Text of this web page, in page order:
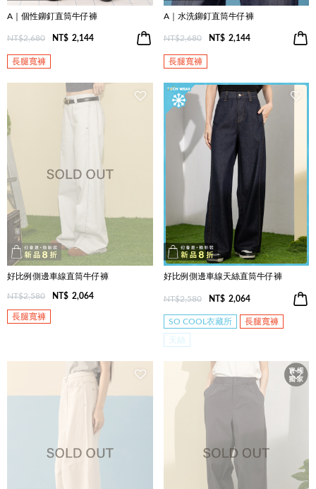
A｜個性鉚釘直筒牛仔褲
NT$2,680 NT$ 2,144
長腿寬褲
A｜水洗鉚釘直筒牛仔褲
NT$2,680 NT$ 2,144
長腿寬褲
好比例側邊車線直筒牛仔褲
NT$2,580 NT$ 2,064
長腿寬褲
好比例側邊車線天絲直筒牛仔褲
NT$2,580 NT$ 2,064
SO COOL衣藏所 長腿寬褲
天絲